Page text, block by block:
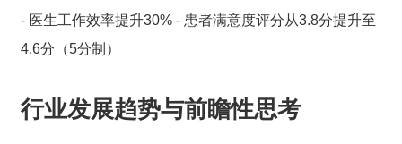
- 医生工作效率提升30% - 患者满意度评分从3.8分提升至
4.6分（5分制）
行业发展趋势与前瞻性思考